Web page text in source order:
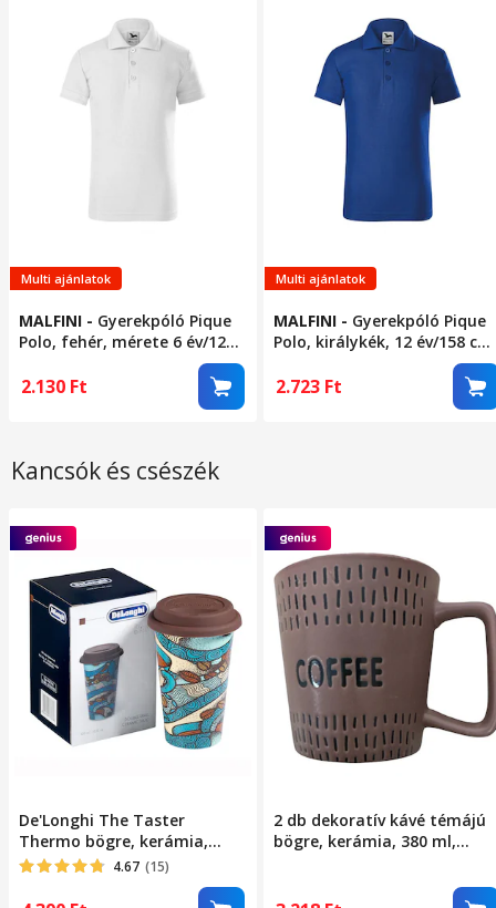
Multi ajánlatok
MALFINI - Gyerekpóló Pique
Polo, fehér, mérete 6 év/122
2.130 Ft
Multi ajánlatok
MALFINI - Gyerekpóló Pique
Polo, királykék, 12 év/158 cm
2.723 Ft
Kancsók és csészék
De'Longhi The Taster
Thermo bögre, kerámia,
duplafalú, 300 ml
4.67 (15)
2 db dekoratív kávé témájú
bögre, kerámia, 380 ml,